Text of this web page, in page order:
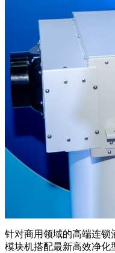
针对商用领域的高端连锁
模块机搭配最新高效净